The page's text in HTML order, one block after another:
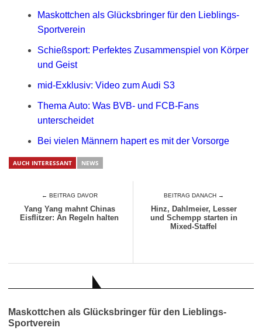
Maskottchen als Glücksbringer für den Lieblings-
Sportverein
Schießsport: Perfektes Zusammenspiel von Körper
und Geist
mid-Exklusiv: Video zum Audi S3
Thema Auto: Was BVB- und FCB-Fans
unterscheidet
Bei vielen Männern hapert es mit der Vorsorge
AUCH INTERESSANT NEWS
← BEITRAG DAVOR
Yang Yang mahnt Chinas
Eisflitzer: An Regeln halten
BEITRAG DANACH →
Hinz, Dahlmeier, Lesser
und Schempp starten in
Mixed-Staffel
Maskottchen als Glücksbringer für den Lieblings-
Sportverein